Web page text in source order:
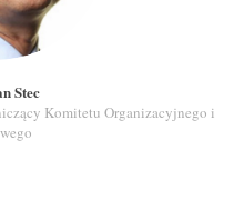
Stec
Komitetu Organizacyjnego i